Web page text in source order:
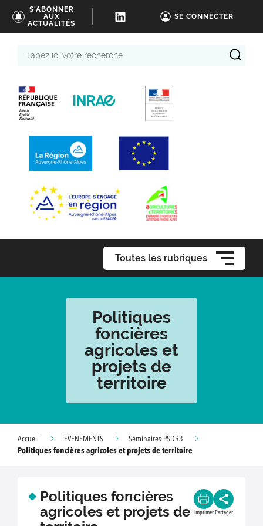
S'ABONNER
AUX
ACTUALITÉS
SE CONNECTER
Toutes les rubriques
Politiques
foncières
agricoles et
projets de
territoire
Accueil EVENEMENTS
Séminaires PSDR3
Politiques foncières agricoles et projets de territoire
Politiques foncières
agricoles et projets de
Imprimer Partager